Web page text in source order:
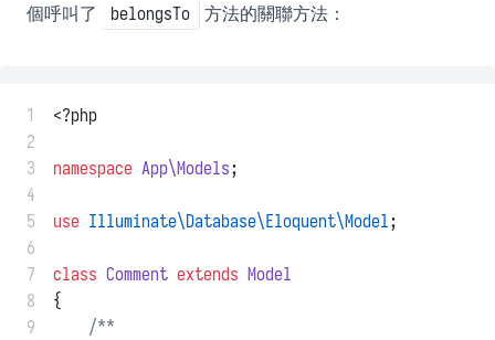
個呼叫了
belongsTo 方法的關聯方法：
1
<?php
2
3
namespace App\Models;
4
5
use Illuminate\Database\Eloquent\Model;
6
7
class Comment extends Model
8
{
9
/**